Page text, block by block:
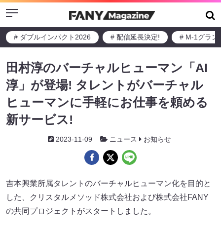
Menu
# ダブルインパクト2026 # 配信延長決定! # M-1グラン
田村淳のバーチャルヒューマン「AI
淳」が登場! タレントがバーチャル
ヒューマンに手軽にお仕事を頼める
新サービス!
2023-11-09 ニュース お知らせ
吉本興業所属タレントのバーチャルヒューマン化を目的と
した、クリスタルメソッド株式会社および株式会社FANY
の共同プロジェクトがスタートしました。